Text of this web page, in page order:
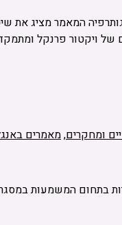
של ויקטור פרנקל
ומחקרים,מאמרים
בתחום המשמעות